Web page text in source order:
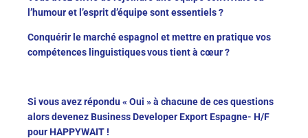
l’humour et l’esprit d’équipe sont essentiels ?
Conquérir le marché espagnol et mettre en pratique vos
compétences linguistiques vous tient à cœur ?
Si vous avez répondu « Oui » à chacune de ces questions
alors devenez Business Developer Export Espagne- H/F
pour HAPPYWAIT !